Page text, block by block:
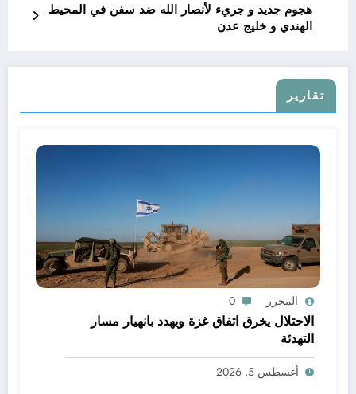
هجوم جديد و جريء لأنصار الله ضد سفن في المحيط
الهندي و خليج عدن
تقارير
المحرر 0
الاحتلال يخرق اتفاق غزة ويهدد بانهيار مسار
التهدئة
أغسطس 5, 2026